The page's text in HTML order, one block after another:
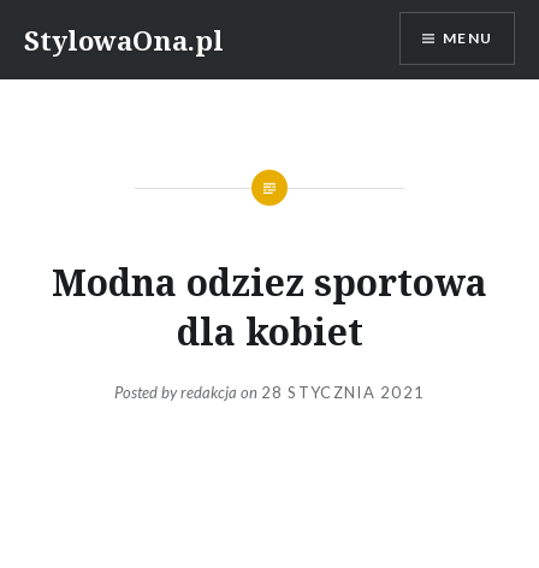
content
StylowaOna.pl MENU
Modna odziez sportowa
dla kobiet
Posted byredakcja on 28 STYCZNIA 2021